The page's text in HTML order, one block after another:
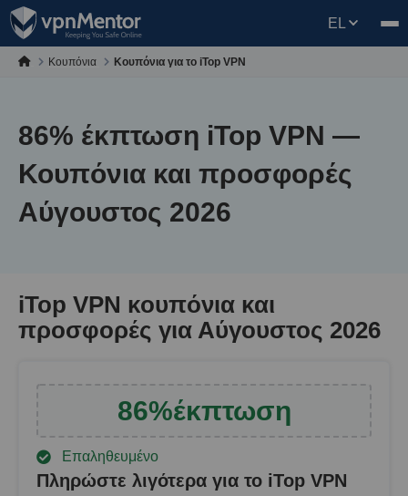
EL
Κουπόνια Κουπόνια για το iTop VPN
86% έκπτωση iTop VPN —
Κουπόνια και προσφορές
Αύγουστος 2026
iTop VPN κουπόνια και
προσφορές για Αύγουστος 2026
86%έκπτωση
Επαληθευμένο
Πληρώστε λιγότερα για το iTop VPN